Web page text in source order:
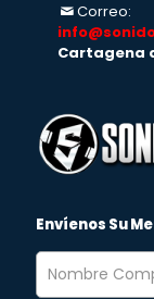
Correo:
Cartagena
Envíenos Su